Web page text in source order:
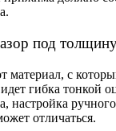
под
материал, с
гибка тонкой
настройка
отличаться.